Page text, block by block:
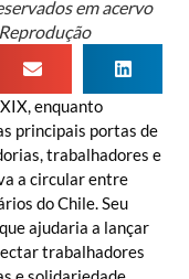
em acervo
enquanto
principais portas de
trabalhadores e
a circular entre
do Chile. Seu
ajudaria a lançar
trabalhadores